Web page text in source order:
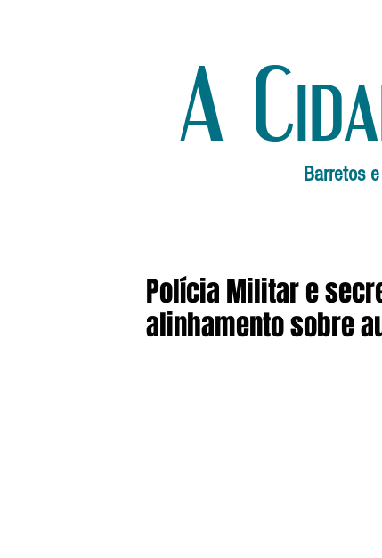
A
Barretos
Polícia Militar e
alinhamento sobre